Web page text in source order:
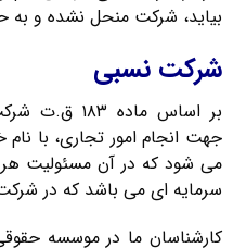
بیاید، شرکت منحل نشده و به
شرکت نسبی
بر اساس
جهت انجام امور تجاری، با
می شود که در آن مسئولیت هر
سرمایه ای می باشد که در
کارشناسان ما در موسسه